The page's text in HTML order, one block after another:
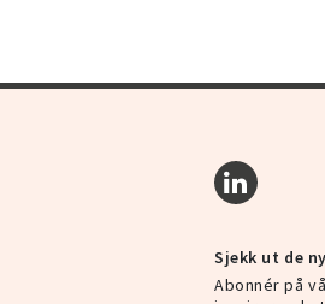
Sjekk ut de
Abonnér på